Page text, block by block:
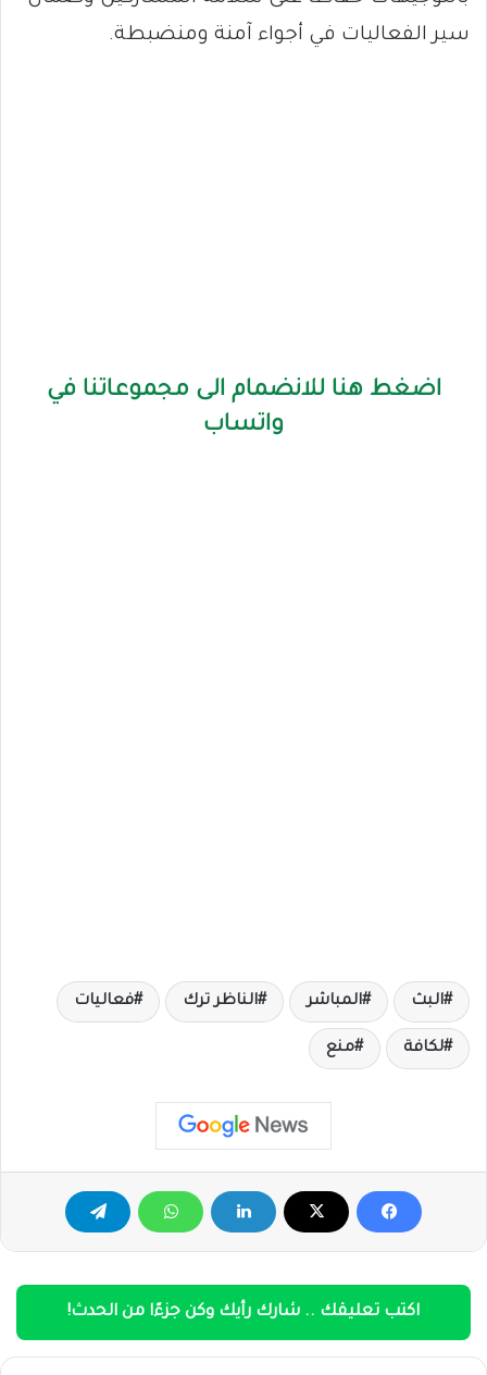
سير الفعاليات في أجواء آمنة ومنضبطة.
اضغط هنا للانضمام الى مجموعاتنا في
واتساب
البث المباشر الناظر ترك فعاليات
لكافة منع
اكتب تعليقك .. شارك رأيك وكن جزءًا من الحدث!